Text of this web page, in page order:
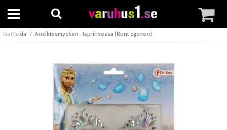
Startsida Ansiktssmycken - Isprinsessa (Runt ögonen)